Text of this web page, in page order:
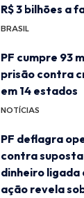
R$ 3 bilhões a
BRASIL
PF cumpre 93
prisão contra
em 14 estados
NOTÍCIAS
PF deflagra
contra
dinheiro ligada
ação revela